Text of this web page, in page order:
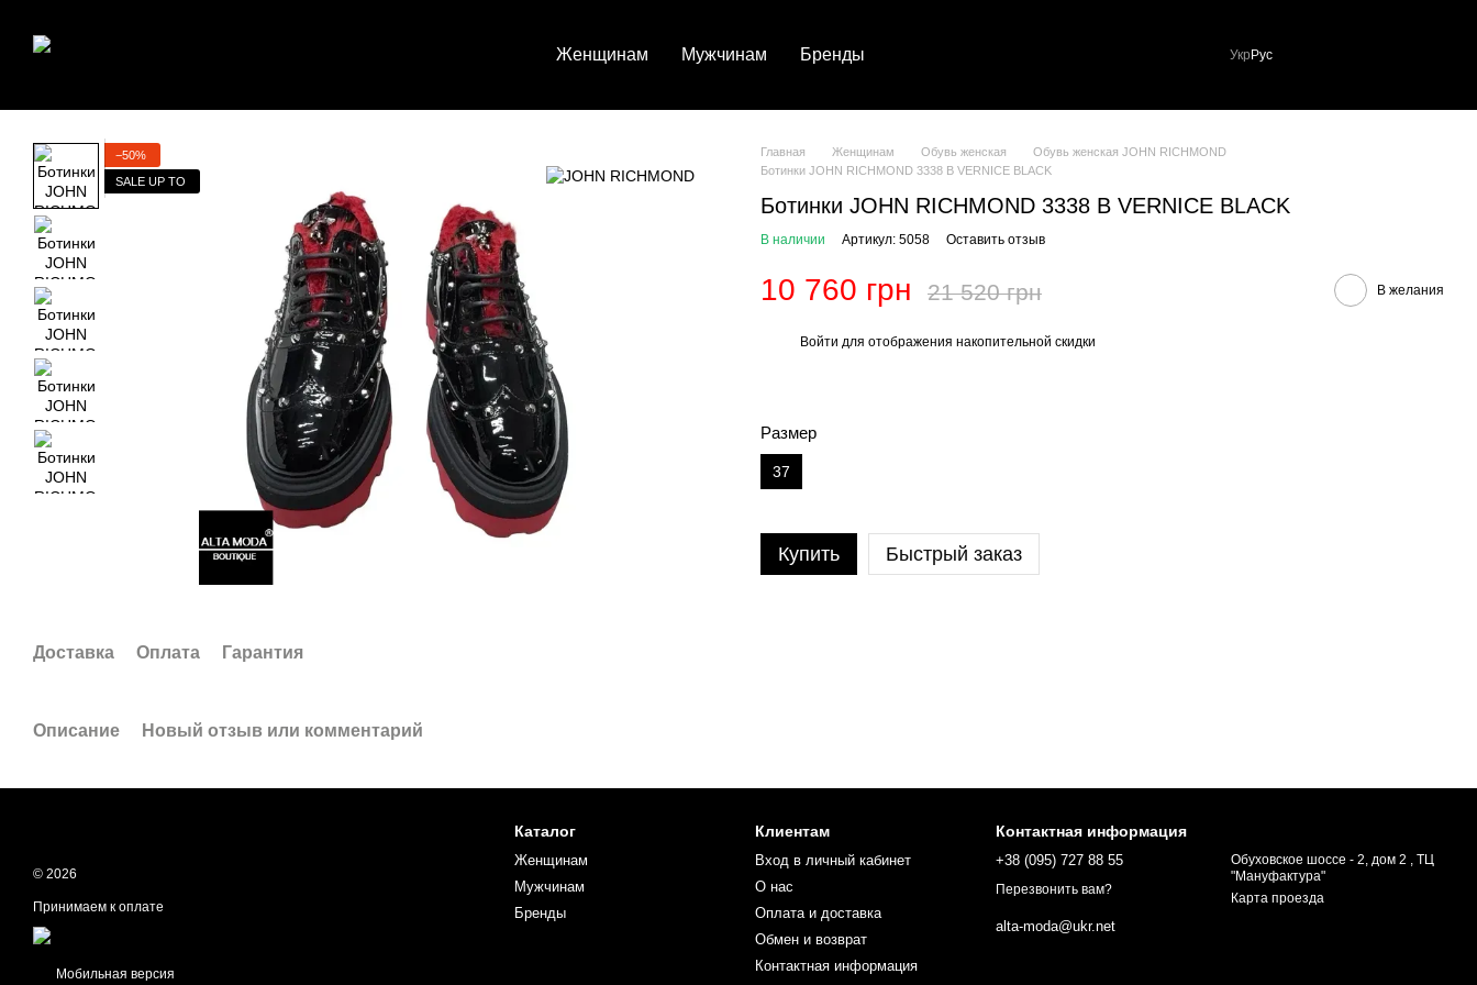
Женщинам Мужчинам Бренды Укр Рус
−50%
SALE UP TO
Доставка Оплата Гарантия
Главная Женщинам Обувь женская
Обувь женская JOHN RICHMOND
Ботинки JOHN RICHMOND 3338 B VERNICE BLACK
Ботинки JOHN RICHMOND 3338 B VERNICE BLACK
В наличии Артикул: 5058 Оставить отзыв
10 760 грн 21 520 грн В желания
Войти для отображения накопительной скидки
Размер
37
Купить Быстрый заказ
Описание Новый отзыв или комментарий
© 2026
Принимаем к оплате
Мобильная версия
Каталог
Женщинам
Мужчинам
Бренды
Клиентам
Вход в личный кабинет
О нас
Оплата и доставка
Обмен и возврат
Контактная информация
Контактная информация
+38 (095) 727 88 55
Перезвонить вам?
alta-moda@ukr.net
Обуховское шоссе - 2, дом 2 , ТЦ
"Мануфактура"
Карта проезда